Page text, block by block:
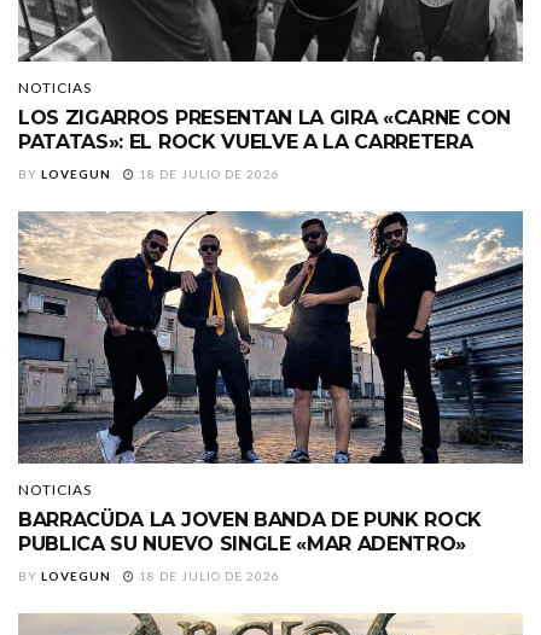
NOTICIAS
LOS ZIGARROS PRESENTAN LA GIRA «CARNE CON
PATATAS»: EL ROCK VUELVE A LA CARRETERA
BY LOVEGUN 18 DE JULIO DE 2026
NOTICIAS
BARRACÜDA LA JOVEN BANDA DE PUNK ROCK
PUBLICA SU NUEVO SINGLE «MAR ADENTRO»
BY LOVEGUN 18 DE JULIO DE 2026